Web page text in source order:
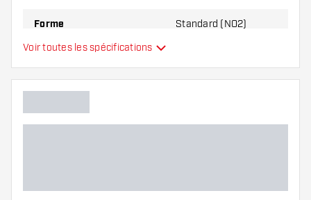
Forme Standard (NO2)
intégré
Voir toutes les spécifications